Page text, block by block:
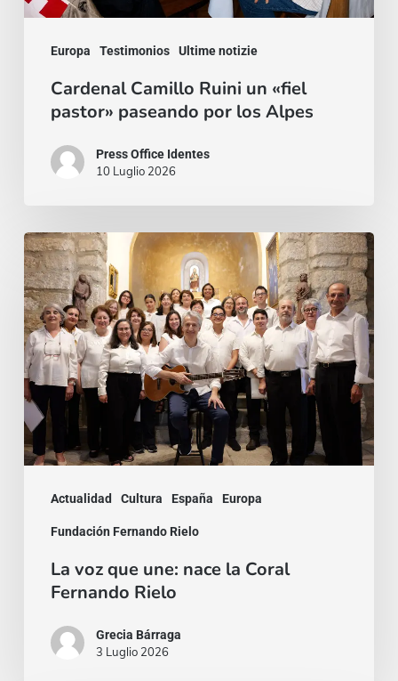
Europa Testimonios Ultime notizie
Alpes
Cardenal Camillo Ruini un «fiel
pastor» paseando por los Alpes
Press Office Identes
10 Luglio 2026
Actualidad Cultura España Europa
Fundación Fernando Rielo
La
voz
que
une:
nace
la
Coral
Fernando
La voz que une: nace la Coral
Fernando Rielo
Grecia Bárraga
3 Luglio 2026